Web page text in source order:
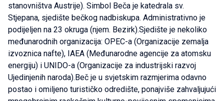
stanovništva Austrije). Simbol Beča je katedrala sv.
Stjepana, sjedište bečkog nadbiskupa. Administrativno je
podijeljen na 23 okruga (njem. Bezirk).Sjedište je nekoliko
međunarodnih organizacija: OPEC-a (Organizacije zemalja
izvoznica nafte), IAEA (Međunarodne agencije za atomsku
energiju) i UNIDO-a (Organizacije za industrijski razvoj
Ujedinjenih naroda).Beč je u svjetskim razmjerima odavno
postao i omiljeno turističko odredište, ponajviše zahvaljujući